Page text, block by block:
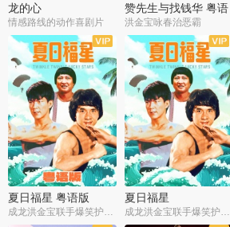
龙的心
情感路线的动作喜剧片
赞先生与找钱华 粤语
版
洪金宝咏春治恶霸
夏日福星 粤语版
成龙洪金宝联手爆笑护美女
夏日福星
成龙洪金宝联手爆笑护美女